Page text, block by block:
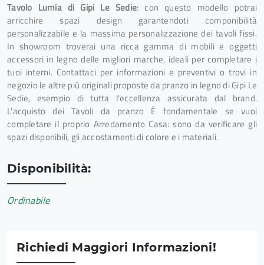
Tavolo Lumia di Gipi Le Sedie: con questo modello potrai
arricchire spazi design garantendoti componibilità
personalizzabile e la massima personalizzazione dei tavoli fissi.
In showroom troverai una ricca gamma di mobili e oggetti
accessori in legno delle migliori marche, ideali per completare i
tuoi interni. Contattaci per informazioni e preventivi o trovi in
negozio le altre più originali proposte da pranzo in legno di Gipi Le
Sedie, esempio di tutta l'eccellenza assicurata dal brand.
L'acquisto dei Tavoli da pranzo È fondamentale se vuoi
completare il proprio Arredamento Casa: sono da verificare gli
spazi disponibili, gli accostamenti di colore e i materiali.
Disponibilità:
Ordinabile
Richiedi Maggiori Informazioni!